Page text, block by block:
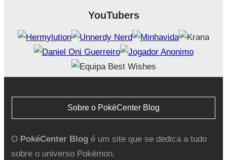
YouTubers
Sobre o PokéCenter Blog
O PokéCenter Blogé um site que se dedica a tudo
sobre o universo Pokémon.